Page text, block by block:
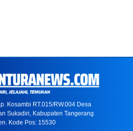
Kosambi RT.015/RW.004 Desa
Sukadiri, Kabupaten Tangerang
Kode Pos: 15530